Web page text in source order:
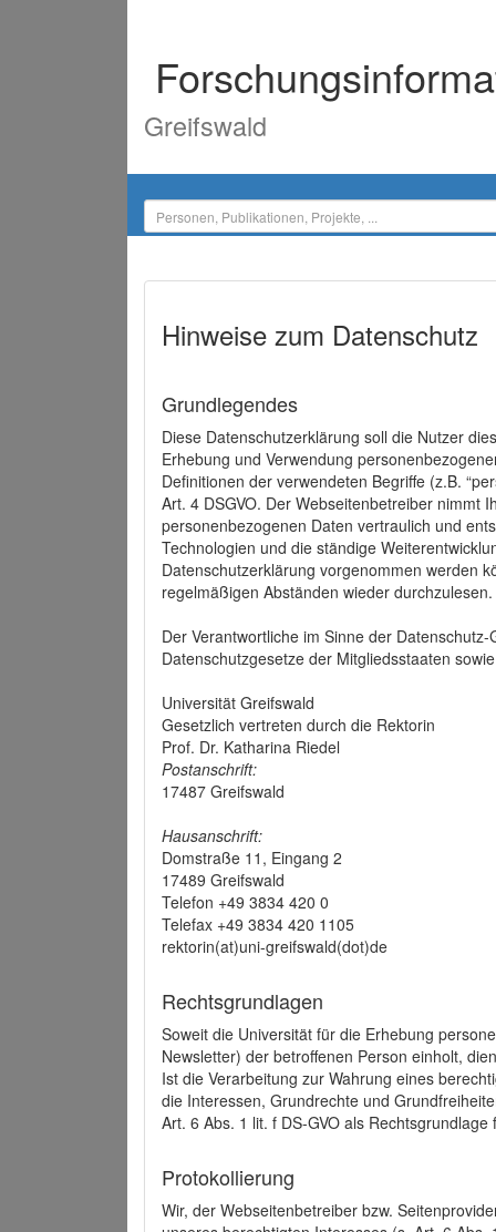
Greifswald
Hinweise zum Datenschutz
Grundlegendes
Diese Datenschutzerklärung soll die Nutzer
Erhebung und Verwendung
Definitionen der verwendeten Begriffe (z.B.
Art. 4 DSGVO. Der Webseitenbetreiber nimmt
personenbezogenen Daten vertraulich und
Technologien und die ständige
Datenschutzerklärung vorgenommen werden
regelmäßigen Abständen wieder durchzulesen.
Der Verantwortliche im Sinne der
Datenschutzgesetze der Mitgliedsstaaten
Universität Greifswald
Gesetzlich vertreten durch die Rektorin
Prof. Dr. Katharina Riedel
Postanschrift:
17487 Greifswald
Hausanschrift:
Domstraße 11, Eingang 2
17489 Greifswald
Telefon +49 3834 420 0
Telefax +49 3834 420 1105
rektorin(at)uni-greifswald(dot)de
Rechtsgrundlagen
Soweit die Universität für die Erhebung
Newsletter) der betroffenen Person einholt,
Ist die Verarbeitung zur Wahrung eines
die Interessen, Grundrechte und
Art. 6 Abs. 1 lit. f DS-GVO als
Protokollierung
Wir, der Webseitenbetreiber bzw.